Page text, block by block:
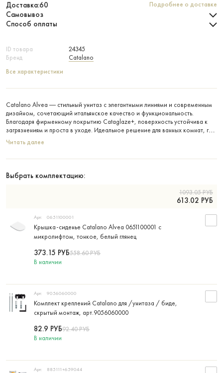
ID товара
24345
Бренд
Catalano
Все характеристики
Catalano Alvea — стильный унитаз с элегантными линиями и современным
дизайном, сочетающий итальянское качество и функциональность.
Благодаря фирменному покрытию Cataglaze+, поверхность устойчива к
загрязнениям и проста в уходе. Идеальное решение для ванных комнат, где
ценят эстетику и долговечность.
Читать далее
Выбрать комплектацию:
1093.05РУБ
613.02 РУБ
Крышка-сиденье Catalano Alvea 0651100001 с
микролифтом, тонкое, белый глянец
Арт: 0651100001
В наличии
558.60РУБ
373.15 РУБ
Комплект креплений Catalano для /унитаза / биде,
скрытый монтаж, арт.9056060000
Арт: 9056060000
В наличии
92.40РУБ
82.9 РУБ
Арт: 885111+659044
Доставка:60 Подробнее о доставке
Самовывоз
Способ оплаты